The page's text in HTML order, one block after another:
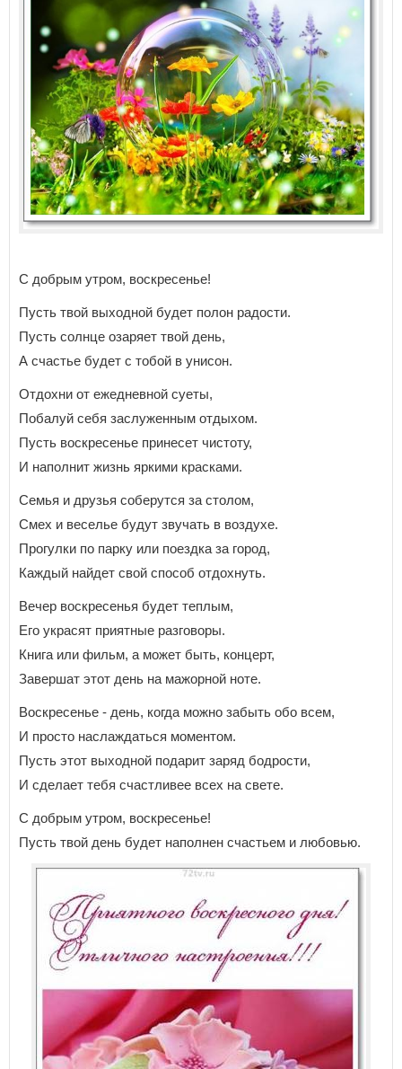
С добрым утром, воскресенье!
Пусть твой выходной будет полон радости.
Пусть солнце озаряет твой день,
А счастье будет с тобой в унисон.
Отдохни от ежедневной суеты,
Побалуй себя заслуженным отдыхом.
Пусть воскресенье принесет чистоту,
И наполнит жизнь яркими красками.
Семья и друзья соберутся за столом,
Смех и веселье будут звучать в воздухе.
Прогулки по парку или поездка за город,
Каждый найдет свой способ отдохнуть.
Вечер воскресенья будет теплым,
Его украсят приятные разговоры.
Книга или фильм, а может быть, концерт,
Завершат этот день на мажорной ноте.
Воскресенье - день, когда можно забыть обо всем,
И просто наслаждаться моментом.
Пусть этот выходной подарит заряд бодрости,
И сделает тебя счастливее всех на свете.
С добрым утром, воскресенье!
Пусть твой день будет наполнен счастьем и любовью.